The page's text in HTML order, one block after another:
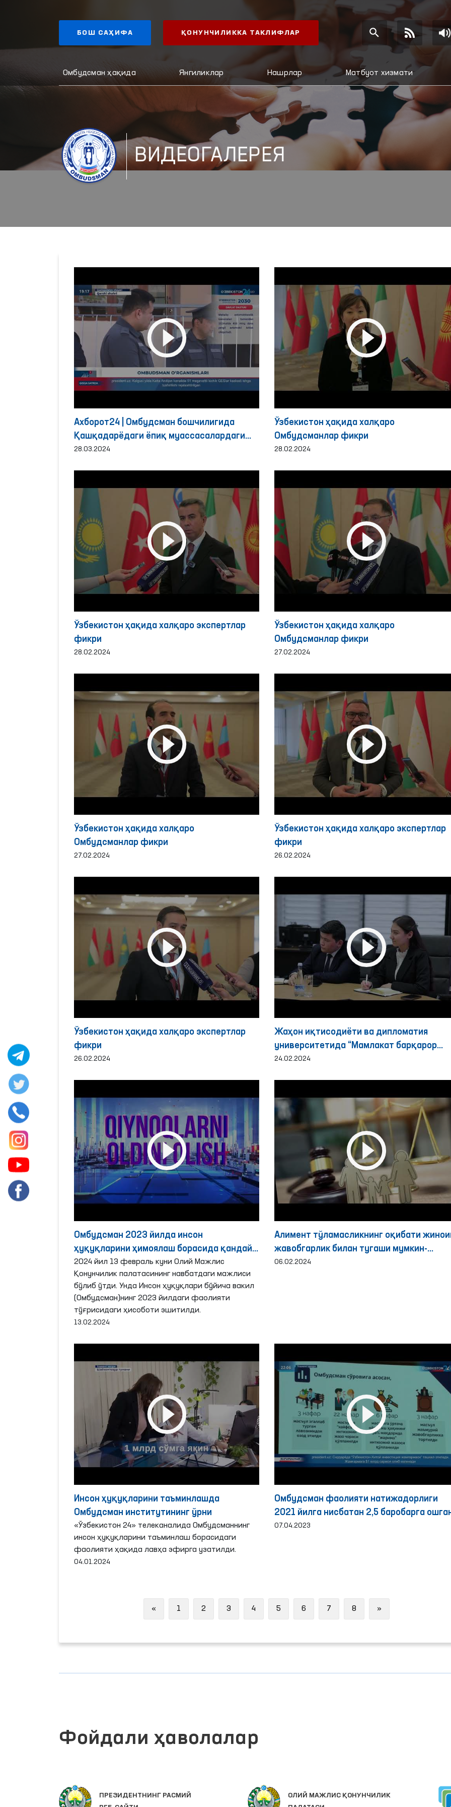
БОШ САҲИФА ҚОНУНЧИЛИККА ТАКЛИФЛАР
Омбудсман ҳақида Янгиликлар Нашрлар Матбуот хизмати
ВИДЕОГАЛЕРЕЯ
Ахборот24 | Омбудсман бошчилигида
Қашқадарёдаги ёпиқ муассасалардаги
шароитлар ўрганилди
28.03.2024
Ўзбекистон ҳақида халқаро
Омбудсманлар фикри
28.02.2024
Ўзбекистон ҳақида халқаро экспертлар
фикри
28.02.2024
Ўзбекистон ҳақида халқаро
Омбудсманлар фикри
27.02.2024
Ўзбекистон ҳақида халқаро
Омбудсманлар фикри
27.02.2024
Ўзбекистон ҳақида халқаро экспертлар
фикри
26.02.2024
Ўзбекистон ҳақида халқаро экспертлар
фикри
26.02.2024
Жаҳон иқтисодиёти ва дипломатия
университетида “Мамлакат барқарор
ривожланишида инсон ҳуқуқларининг
24.02.2024
Омбудсман 2023 йилда инсон
ҳуқуқларини ҳимоялаш борасида қандай
ишларни амалга оширди?
2024 йил 13 февраль куни Олий Мажлис
Қонунчилик палатасининг навбатдаги мажлиси
бўлиб ўтди. Унда Инсон ҳуқуқлари бўйича вакил
(Омбудсман)нинг 2023 йилдаги фаолияти
тўғрисидаги ҳисоботи эшитилди.
13.02.2024
Алимент тўламасликнинг оқибати
жавобгарлик билан тугаши мумкин-
Омбудсман
06.02.2024
Инсон ҳуқуқларини таъминлашда
Омбудсман институтининг ўрни
«Ўзбекистон 24» телеканалида Омбудсманнинг
инсон ҳуқуқларини таъминлаш борасидаги
фаолияти ҳақида лавҳа эфирга узатилди.
04.01.2024
Омбудсман фаолияти натижадорлиги
2021 йилга нисбатан 2,5 баробарга
07.04.2023
« Previous
1 2 3 4 5 6 7 8 »
Фойдали ҳаволалар
ПРЕЗИДЕНТНИНГ РАСМИЙ
ОЛИЙ МАЖЛИС ҚОНУНЧИЛИК